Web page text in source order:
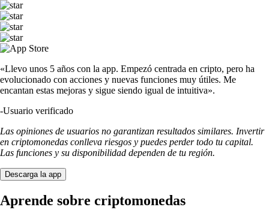
«Llevo unos 5 años con la app. Empezó centrada en cripto, pero ha
evolucionado con acciones y nuevas funciones muy útiles. Me
encantan estas mejoras y sigue siendo igual de intuitiva».
-Usuario verificado
Las opiniones de usuarios no garantizan resultados similares. Invertir
en criptomonedas conlleva riesgos y puedes perder todo tu capital.
Las funciones y su disponibilidad dependen de tu región.
Descarga la app
Aprende sobre criptomonedas